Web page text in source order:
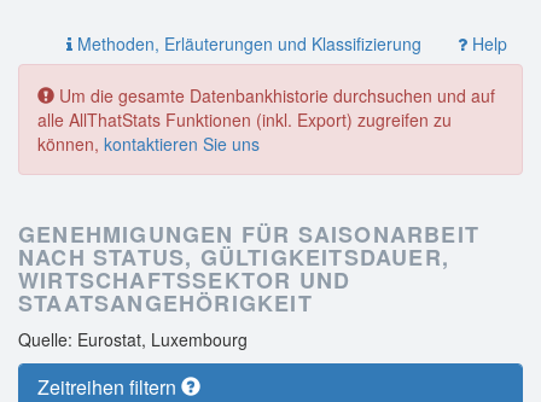
Methoden, Erläuterungen und Klassifizierung Help
Um die gesamte Datenbankhistorie durchsuchen und auf
alle AllThatStats Funktionen (inkl. Export) zugreifen zu
können, kontaktieren Sie uns
GENEHMIGUNGEN FÜR SAISONARBEIT
NACH STATUS, GÜLTIGKEITSDAUER,
WIRTSCHAFTSSEKTOR UND
STAATSANGEHÖRIGKEIT
Quelle: Eurostat, Luxembourg
Zeitreihen filtern